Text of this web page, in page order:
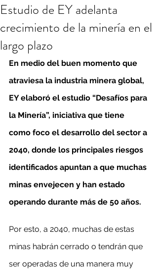
Estudio de EY adelanta
crecimiento de la minería en el
largo plazo
En medio del buen momento que
atraviesa la industria minera global,
EY elaboró el estudio “Desafíos para
la Minería”, iniciativa que tiene
como foco el desarrollo del sector a
2040, donde los principales riesgos
identificados apuntan a que muchas
minas envejecen y han estado
operando durante más de 50 años.
Por esto, a 2040, muchas de estas
minas habrán cerrado o tendrán que
ser operadas de una manera muy